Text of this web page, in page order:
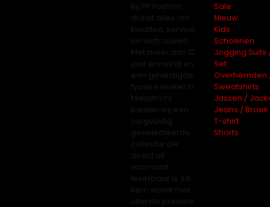
Bij PP Fashion
draait alles om
kwaliteit, service
en vertrouwen.
Met meer dan 12
jaar ervaring en
een gevestigde
fysieke winkel in
Maastricht
bieden wij een
zorgvuldig
geselecteerde
collectie die
direct uit
voorraad
leverbaar is. Elk
item wordt met
uiterste precisie
Sale
Nieuw
Kids
Schoenen
Jogging Suits
Set
Overhemden
Sweatshirts
Jassen /
Jeans / Broek
T-shirt
Shorts